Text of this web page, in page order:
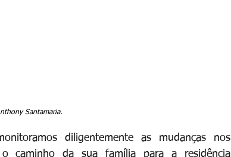
Santamaria.
diligentemente as mudanças nos
caminho da sua família para a residência